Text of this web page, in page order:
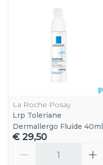
La Roche Posay
Lrp Toleriane
Dermallergo Fluide 40ml
€ 29,50